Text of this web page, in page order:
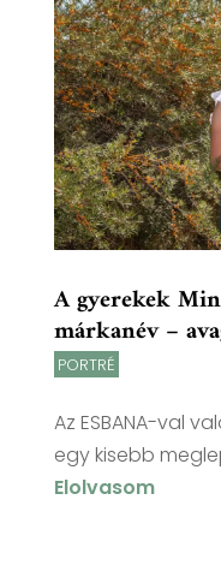
A gyerekek
márkanév –
PORTRÉ
Az ESBANA-val
egy kisebb
Elolvasom